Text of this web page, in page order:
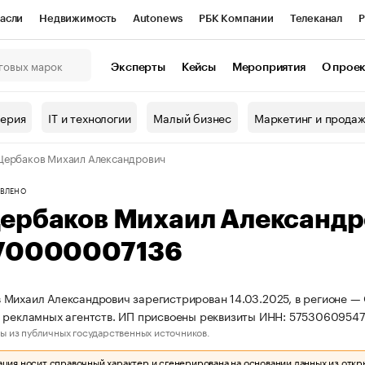
Недвижимость Autonews РБК Компании Телеканал
Проверка контрагентов
Эксперты Кейсы Мероприятия О
IT и технологии Малый бизнес Маркетинг и
Михаил Александрович
Михаил
Александрович зарегистрирован 14.03.2025, в регионе —
рекламных агентств. ИП присвоены реквизиты ИНН:
из публичных государственных источников.
носит справочный характер и сгенерирована на основании данных из